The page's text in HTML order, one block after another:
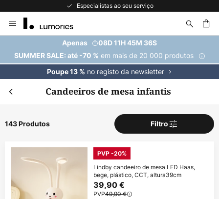
A maior seleção de marcas da Europa
para
Conteúdo
Apenas
08D 11H 45M 34S
SUMMER SALE: até -70 % em mais de 20 000 produtos
Poupe 13 % no registo da newsletter
Candeeiros de mesa infantis
143 Produtos Filtro
PVP -20%
Lindby candeeiro de mesa LED Haas,
bege, plástico, CCT, altura39cm
39,90 €
PVP49,90 €